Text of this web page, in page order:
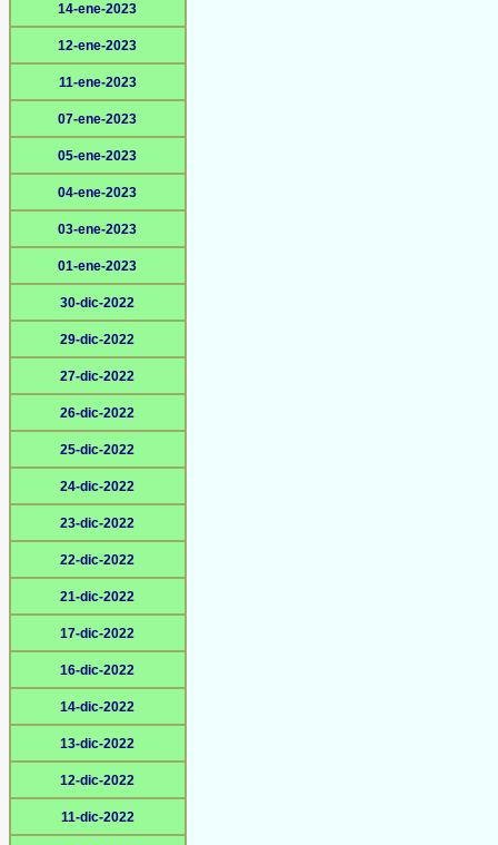
14-ene-2023
12-ene-2023
11-ene-2023
07-ene-2023
05-ene-2023
04-ene-2023
03-ene-2023
01-ene-2023
30-dic-2022
29-dic-2022
27-dic-2022
26-dic-2022
25-dic-2022
24-dic-2022
23-dic-2022
22-dic-2022
21-dic-2022
17-dic-2022
16-dic-2022
14-dic-2022
13-dic-2022
12-dic-2022
11-dic-2022